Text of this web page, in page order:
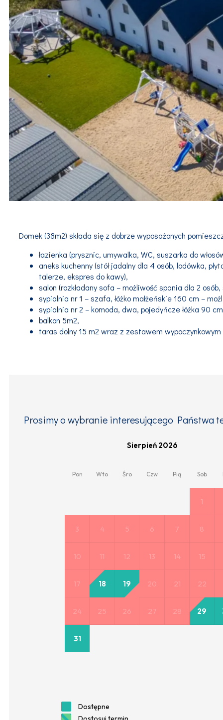
Domek (38m2) składa się z dobrze wyposażonych
łazienka (prysznic, umywalka, WC, suszarka do
aneks kuchenny (stół jadalny dla 4 osób, lodówka,
talerze, ekspres do kawy),
salon (rozkładany sofa – możliwość spania dla 2
sypialnia nr 1 – szafa, łóżko małżeńskie 160 cm –
sypialnia nr 2 – komoda, dwa, pojedyńcze łóżka 90
balkon 5m2,
taras dolny 15 m2 wraz z zestawem
Prosimy o wybranie interesującego Państwa